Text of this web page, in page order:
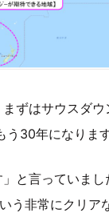
ずはサウスダウ
30年になります
と言っていま
う非常にクリア